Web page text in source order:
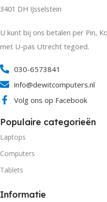
3401 DH IJsselstein
U kunt bij ons betalen per Pin,
met U-pas Utrecht tegoed.
030-6573841
info@dewitcomputers.nl
Volg ons op Facebook
Populaire categorieën
Laptops
Computers
Tablets
Informatie